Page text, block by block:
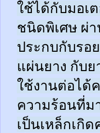
ใช้ได้กับมอเ
ชนิดพิเศษ ผ่
ประกบกับรอ
แผ่นยาง กับ
ใช้งานต่อได้
ความร้อนที่ม
เป็นเหล็กเกิ